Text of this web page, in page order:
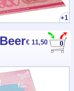
+1
€ 11,50